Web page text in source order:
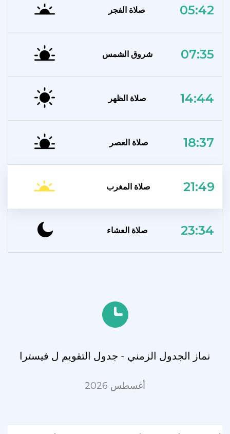
صلاة الفجر 05:42
شروق الشمس 07:35
صلاة الظهر 14:44
صلاة العصر 18:37
صلاة المغرب 21:49
صلاة العشاء 23:34
نماز الجدول الزمني - جدول التقويم ل فيسترا
أغسطس 2026